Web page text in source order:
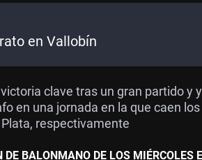
en Vallobín
clave tras un gran partido y
en una jornada en la que caen
Plata, respectivamente
DE BALONMANO DE LOS